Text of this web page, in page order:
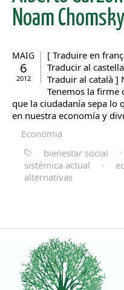
Noam Chomsky
MAIG
6
2012
[ Traduire en
Traducir al
Traduir al català ]
Tenemos la firme
que la ciudadanía sepa lo
en nuestra economía y
Economia
bienestar social
·
sistémica actual
·
alternativas